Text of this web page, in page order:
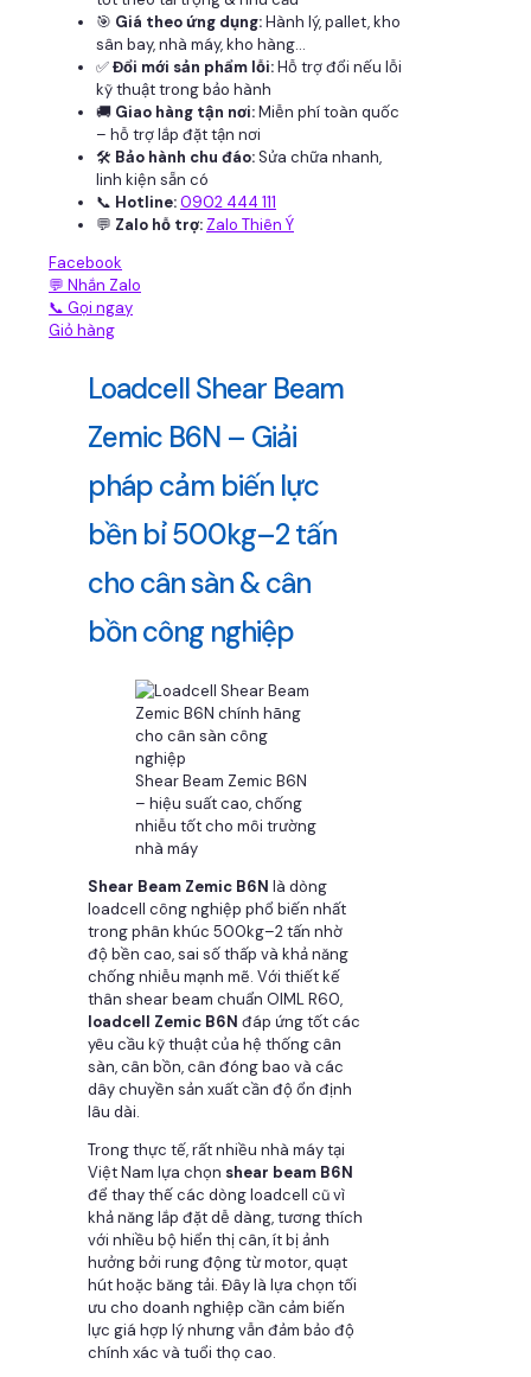
🎯 Giá theo ứng dụng:Hành lý, pallet, kho
sân bay, nhà máy, kho hàng...
✅Đổi mới sản phẩm lỗi:Hỗ trợ đổi nếu lỗi
kỹ thuật trong bảo hành
🚚 Giao hàng tận nơi:Miễn phí toàn quốc
– hỗ trợ lắp đặt tận nơi
🛠 Bảo hành chu đáo:Sửa chữa nhanh,
linh kiện sẵn có
📞 Hotline:0902 444 111
💬 Zalo hỗ trợ: Zalo Thiên Ý
Facebook
💬 Nhắn Zalo
📞 Gọi ngay
Giỏ hàng
Loadcell Shear Beam
Zemic B6N – Giải
pháp cảm biến lực
bền bỉ 500kg–2 tấn
cho cân sàn & cân
bồn công nghiệp
Shear Beam Zemic B6N
– hiệu suất cao, chống
nhiễu tốt cho môi trường
nhà máy
Shear Beam Zemic B6N là dòng
loadcell công nghiệp phổ biến nhất
trong phân khúc 500kg–2 tấn nhờ
độ bền cao, sai số thấp và khả năng
chống nhiễu mạnh mẽ. Với thiết kế
thân shear beam chuẩn OIML R60,
loadcell Zemic B6N đáp ứng tốt các
yêu cầu kỹ thuật của hệ thống cân
sàn, cân bồn, cân đóng bao và các
dây chuyền sản xuất cần độ ổn định
lâu dài.
Trong thực tế, rất nhiều nhà máy tại
Việt Nam lựa chọn shear beam B6N
để thay thế các dòng loadcell cũ vì
khả năng lắp đặt dễ dàng, tương thích
với nhiều bộ hiển thị cân, ít bị ảnh
hưởng bởi rung động từ motor, quạt
hút hoặc băng tải. Đây là lựa chọn tối
ưu cho doanh nghiệp cần cảm biến
lực giá hợp lý nhưng vẫn đảm bảo độ
chính xác và tuổi thọ cao.